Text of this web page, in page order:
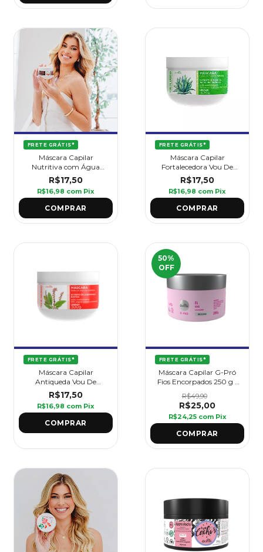
FRETE GRÁTIS*
Máscara Capilar
Nutritiva com Água
Termal Vou De Coco 300
g - Griffus
R$17,50
R$16,98 com Pix
FRETE GRÁTIS*
Máscara Capilar
Fortalecedora Vou De
Babosa 300 g - Griffus
R$17,50
R$16,98 com Pix
FRETE GRÁTIS*
Máscara Capilar
Antiqueda Vou De
Jaborandi 300 g -
Griffus
R$17,50
R$16,98 com Pix
50%
OFF
FRETE GRÁTIS*
Máscara Capilar G-Pró
Fios Encorpados 250 g -
Griffus
R$49,90
R$25,00
R$24,25 com Pix